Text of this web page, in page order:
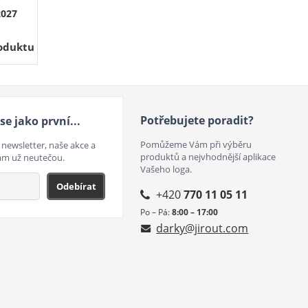
jako první...
naše akce a
už neutečou.
Odebírat
Potřebujete poradit?
Pomůžeme Vám při výběru
produktů a nejvhodnější aplikace
Vašeho loga.
+420770 11 05 11
Po – Pá:8:00 – 17:00
darky@jirout.com